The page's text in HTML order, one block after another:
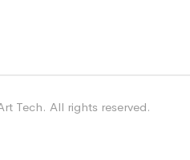
Tech. All rights reserved.